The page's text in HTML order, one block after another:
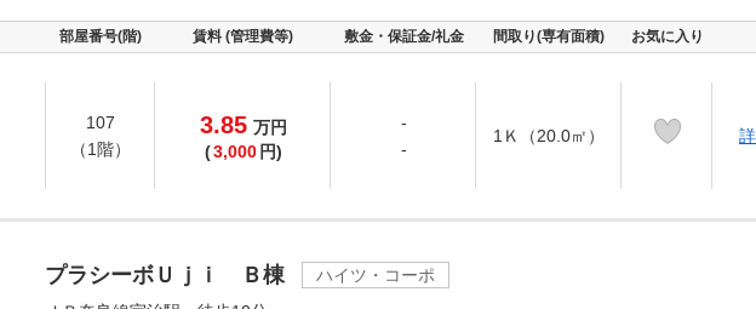
部屋番号(階) 賃料 (管理費等) 敷金・保証金/礼金 間取り(専有面積) お気に入り
107
（1階）
3.85 万円
(3,000 円)
-
-
1Ｋ（20.0㎡）
プラシーボＵｊｉ Ｂ棟
ハイツ・コーポ